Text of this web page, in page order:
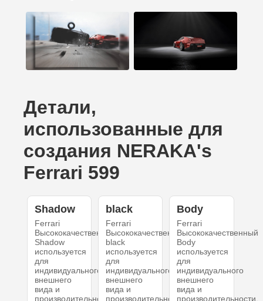
Детали,
использованные для
создания NERAKA's
Ferrari 599
Shadow
Ferrari
Высококачественный
Shadow
используется
для
индивидуального
внешнего
вида и
производительности.
black
Ferrari
Высококачественный
black
используется
для
индивидуального
внешнего
вида и
производительности.
Body
Ferrari
Высококачественный
Body
используется
для
индивидуального
внешнего
вида и
производительности.